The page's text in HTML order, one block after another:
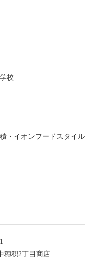
校
・イオンフードスタイル
穗积2丁目商店